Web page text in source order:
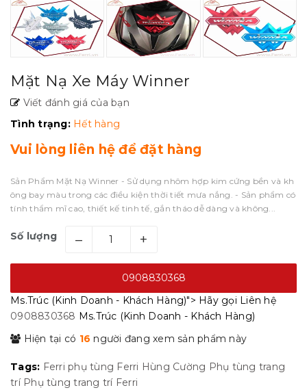
Mặt Nạ Xe Máy Winner
Viết đánh giá của bạn
Tình trạng: Hết hàng
Vui lòng liên hệ để đặt hàng
Sản Phẩm Mặt Nạ Winner - Sử dụng nhôm hợp kim cứng bền và kh
ông bay màu trong các điều kiện thời tiết mưa nắng. - Sản phẩm có
tính thẩm mĩ cao, thiết kế tinh tế, gắn tháo dễ dàng và không...
Số lượng – +
0908830368
Ms.Trúc (Kinh Doanh - Khách Hàng)"> Hãy gọi Liên hệ
0908830368 Ms.Trúc (Kinh Doanh - Khách Hàng)
Hiện tại có 16 người đang xem sản phẩm này
Tags: Ferri phụ tùng Ferri Hùng Cường Phụ tùng trang
trí Phụ tùng trang trí Ferri